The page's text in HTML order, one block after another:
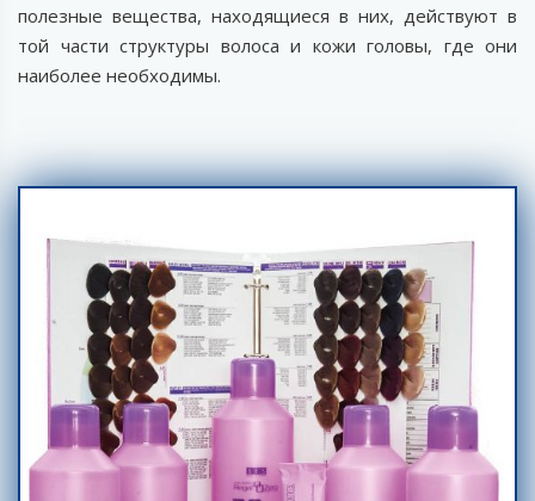
полезные вещества, находящиеся в них, действуют в
той части структуры волоса и кожи головы, где они
наиболее необходимы.